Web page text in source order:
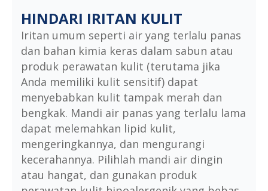
HINDARI IRITAN KULIT
Iritan umum seperti air yang terlalu panas
dan bahan kimia keras dalam sabun atau
produk perawatan kulit (terutama jika
Anda memiliki kulit sensitif) dapat
menyebabkan kulit tampak merah dan
bengkak. Mandi air panas yang terlalu lama
dapat melemahkan lipid kulit,
mengeringkannya, dan mengurangi
kecerahannya. Pilihlah mandi air dingin
atau hangat, dan gunakan produk